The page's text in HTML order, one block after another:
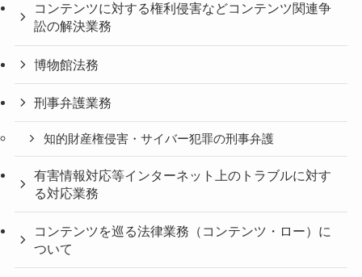
コンテンツに対する権利侵害などコンテンツ関連争
訟の解決業務
博物館法務
刑事弁護業務
知的財産権侵害・サイバー犯罪の刑事弁護
有害情報対応等インターネット上のトラブルに対す
る対応業務
コンテンツを巡る法律業務（コンテンツ・ロー）に
ついて